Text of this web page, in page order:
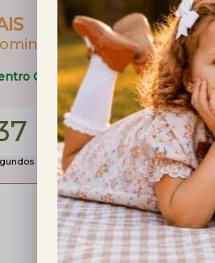
COMPRE JUNTO
Oeste